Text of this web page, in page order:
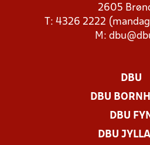
2605
T: 4326 2222
M:
DBU
DBU
DBU FYN
DBU